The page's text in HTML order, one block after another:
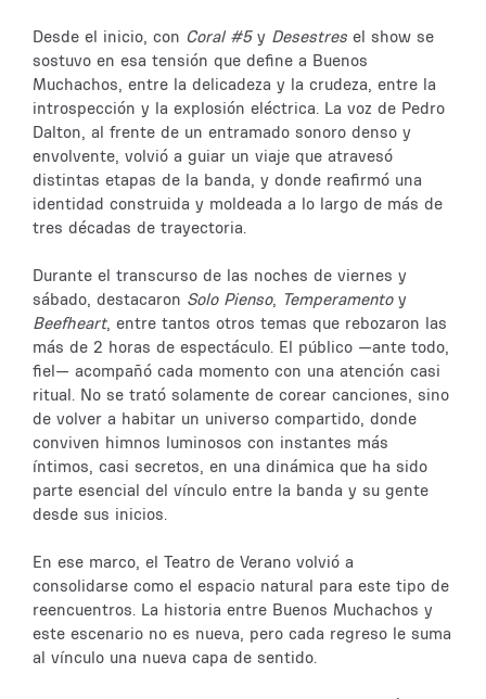
Desde el inicio, con Coral #5y Desestres el show se
sostuvo en esa tensión que define a Buenos
Muchachos, entre la delicadeza y la crudeza, entre la
introspección y la explosión eléctrica. La voz de Pedro
Dalton, al frente de un entramado sonoro denso y
envolvente, volvió a guiar un viaje que atravesó
distintas etapas de la banda, y donde reafirmó una
identidad construida y moldeada a lo largo de más de
tres décadas de trayectoria.
Durante el transcurso de las noches de viernes y
sábado, destacaron Solo Pienso, Temperamento y
Beefheart, entre tantos otros temas que rebozaron las
más de 2 horas de espectáculo. El público —ante todo,
fiel— acompañó cada momento con una atención casi
ritual. No se trató solamente de corear canciones, sino
de volver a habitar un universo compartido, donde
conviven himnos luminosos con instantes más
íntimos, casi secretos, en una dinámica que ha sido
parte esencial del vínculo entre la banda y su gente
desde sus inicios.
En ese marco, el Teatro de Verano volvió a
consolidarse como el espacio natural para este tipo de
reencuentros. La historia entre Buenos Muchachos y
este escenario no es nueva, pero cada regreso le suma
al vínculo una nueva capa de sentido.